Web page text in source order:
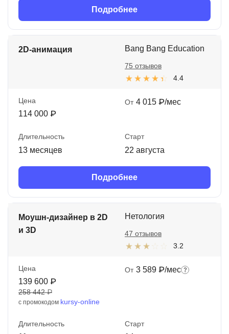
Подробнее
2D-анимация Bang Bang Education
4.4
75 отзывов
Цена
114 000 ₽
От 4 015 ₽/мес
Длительность
13 месяцев
Старт
22 августа
Подробнее
Моушн-дизайнер в 2D
и 3D
Нетология
3.2
47 отзывов
Цена
139 600 ₽
258 442 ₽
с промокодом kursy-online
От 3 589 ₽/мес
Длительность Старт